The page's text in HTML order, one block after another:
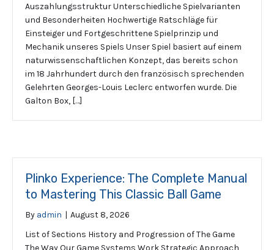
Auszahlungsstruktur Unterschiedliche Spielvarianten
und Besonderheiten Hochwertige Ratschläge für
Einsteiger und Fortgeschrittene Spielprinzip und
Mechanik unseres Spiels Unser Spiel basiert auf einem
naturwissenschaftlichen Konzept, das bereits schon
im 18 Jahrhundert durch den französisch sprechenden
Gelehrten Georges-Louis Leclerc entworfen wurde. Die
Galton Box, […]
Plinko Experience: The Complete Manual
to Mastering This Classic Ball Game
By admin | August 8, 2026
List of Sections History and Progression of The Game
The Way Our Game Systems Work Strategic Approach